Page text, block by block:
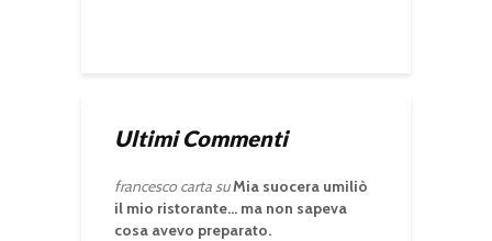
Ultimi Commenti
francesco cartasuMia suocera umiliò
il mio ristorante… ma non sapeva
cosa avevo preparato.